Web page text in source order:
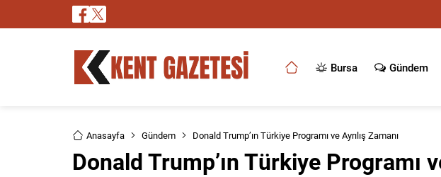
Bursa Gündem
Anasayfa Gündem Donald Trump’ın Türkiye Programı ve Ayrılış Zamanı
Donald Trump’ın Türkiye Programı